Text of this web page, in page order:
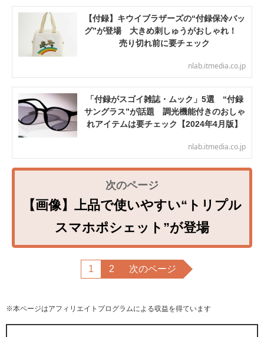
【付録】キウイブラザーズの“付録保冷バッ
グ”が登場 大きめ刺しゅうがおしゃれ！
売り切れ前に要チェック
nlab.itmedia.co.jp
「付録がスゴイ雑誌・ムック」5選 “付録
サングラス”が話題 調光機能付きのおしゃ
れアイテムは要チェック【2024年4月版】
nlab.itmedia.co.jp
【画像】上品で使いやすい“トリプル
スマホポシェット”が登場
1 2 次のページ
※本ページはアフィリエイトプログラムによる収益を得ています